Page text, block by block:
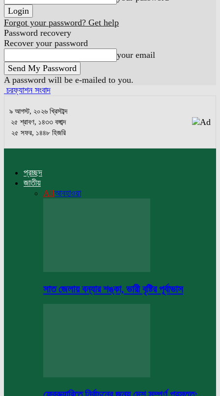
Forgot your password? Get help
Password recovery
Recover your password
your email
A password will be e-mailed to you.
চরফ্যাশন সংবাদ
৯ আগস্ট, ২০২৬ খ্রিস্টাব্দ
২৫ শ্রাবণ, ১৪৩৩ বঙ্গাব্দ
২৫ সফর, ১৪৪৮ হিজরি
প্রচ্ছদ
জাতীয়
Allআবহাওয়া
সাত জেলায় বন্যার শঙ্কা, ভারী বৃষ্টির পূর্বাভাস